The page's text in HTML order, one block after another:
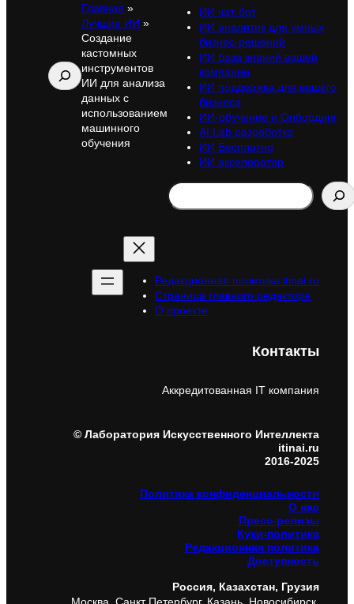
Поиск
Главная »
Лучшие ИИ »
Создание
кастомных
инструментов
ИИ для анализа
данных с
использованием
машинного
обучения
ИИ чат-бот
ИИ аналитик для умных
бизнес-решений
ИИ база знаний вашей
компании
ИИ поддержка для вашего
бизнеса
ИИ-обучение и Онбординг
AI Lab разработка
ИИ Бесплатно
ИИ акселератор
Search
Редакционная политика itinai.ru
Страница главного редактора
О проекте
Контакты
Аккредитованная IT компания
© Лаборатория Искусственного Интеллекта
itinai.ru
2016-2025
Политика конфиденциальности
О нас
Пресс-релизы
Куки-политика
Редакционная политика
Доступность
Россия, Казахстан, Грузия
Москва, Санкт Петербург, Казань, Новосибирск,